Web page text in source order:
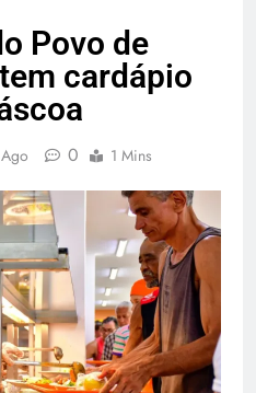
Povo de
cardápio
0 1 Mins